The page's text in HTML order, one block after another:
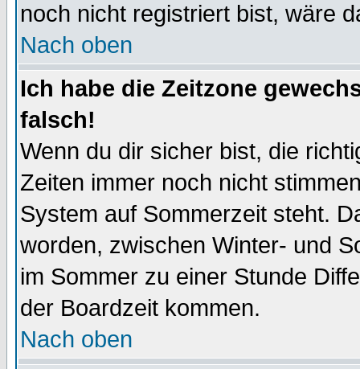
noch nicht registriert bist, wäre
Nach oben
Ich habe die Zeitzone
falsch!
Wenn du dir sicher bist, die
Zeiten immer noch nicht
System auf Sommerzeit steht.
worden, zwischen Winter- und
im Sommer zu einer Stunde
der Boardzeit kommen.
Nach oben